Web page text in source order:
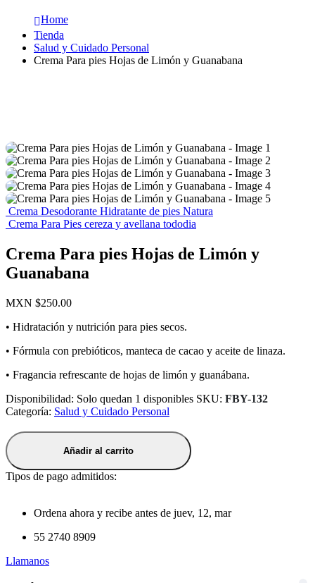
Home
Tienda
Salud y Cuidado Personal
Crema Para pies Hojas de Limón y Guanabana
Crema Desodorante Hidratante de pies Natura
Crema Para Pies cereza y avellana tododia
Crema Para pies Hojas de Limón y
Guanabana
MXN $250.00
• Hidratación y nutrición para pies secos.
• Fórmula con prebióticos, manteca de cacao y aceite de linaza.
• Fragancia refrescante de hojas de limón y guanábana.
Disponibilidad: Solo quedan 1 disponibles SKU: FBY-132
Categoría: Salud y Cuidado Personal
Añadir al carrito
Tipos de pago admitidos:
Ordena ahora y recibe antes de juev, 12, mar
55 2740 8909
Llamanos